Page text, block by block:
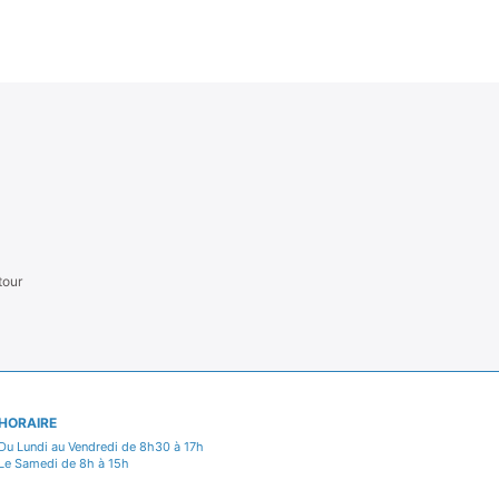
Lundi au Vendredi de 8h30 à 17h
Samedi de 8h à 15h